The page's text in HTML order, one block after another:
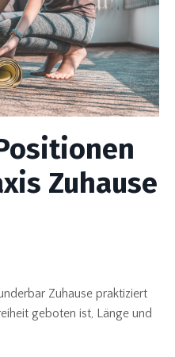
Zuhause
Zuhause praktiziert
geboten ist, Länge und